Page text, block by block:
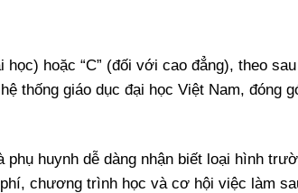
hoặc “C” (đối với cao đẳng), theo
thống giáo dục đại học Việt Nam, đóng
huynh dễ dàng nhận biết loại hình
chương trình học và cơ hội việc làm